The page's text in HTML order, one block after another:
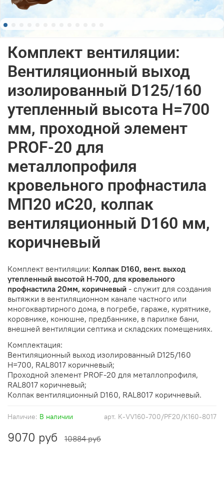
арт. K-VV160-700/PF20/K160-8017
Наличие: В наличии
Комплект вентиляции:
Вентиляционный выход
изолированный D125/160
утепленный высота H=700
мм, проходной элемент
PROF-20 для
металлопрофиля
кровельного профнастила
МП20 иС20, колпак
вентиляционный D160 мм,
коричневый
9070 руб 10884 руб
Комплект вентиляции: Колпак D160, вент. выход
утепленный высотой Н-700, для кровельного
профнастила 20мм, коричневый - служит для создания
вытяжки в вентиляционном канале частного или
многоквартирного дома, в погребе, гараже, курятнике,
коровнике, конюшне, предбаннике, в парилке бани,
внешней вентиляции септика и складских помещениях.
Комплектация:
Вентиляционный выход изолированный D125/160
H=700, RAL8017 коричневый;
Проходной элемент PROF-20 для металлопрофиля,
RAL8017 коричневый;
Колпак вентиляционный D160, RAL8017 коричневый.